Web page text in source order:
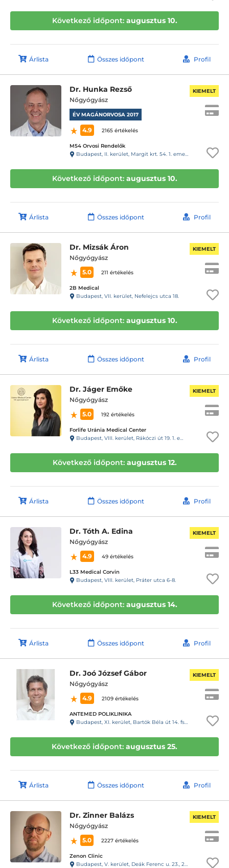
Következő időpont: augusztus 10.
Árlista Összes időpont Profil
Dr. Hunka Rezső
Nőgyógyász
ÉV MAGÁNORVOSA 2017
4.9 2165 értékelés
M54 Orvosi Rendelők
Budapest, II. kerület, Margit krt. 54. 1. emelet 1.
KIEMELT
Következő időpont: augusztus 10.
Árlista Összes időpont Profil
Dr. Mizsák Áron
Nőgyógyász
5.0
211 értékelés
2B Medical
Budapest, VII. kerület, Nefelejcs utca 18.
KIEMELT
Következő időpont: augusztus 10.
Árlista Összes időpont Profil
Dr. Jáger Emőke
Nőgyógyász
5.0
192 értékelés
Forlife Uránia Medical Center
Budapest, VIII. kerület, Rákóczi út 19. 1. emelet 9. 88-as kapucsengő
KIEMELT
Következő időpont: augusztus 12.
Árlista Összes időpont Profil
Dr. Tóth A. Edina
Nőgyógyász
4.9
49 értékelés
L33 Medical Corvin
Budapest, VIII. kerület, Práter utca 6-8.
KIEMELT
Következő időpont: augusztus 14.
Árlista Összes időpont Profil
Dr. Joó József Gábor
Nőgyógyász
4.9
2109 értékelés
ANTEMED POLIKLINIKA
Budapest, XI. kerület, Bartók Béla út 14. fszt. 6.
KIEMELT
Következő időpont: augusztus 25.
Árlista Összes időpont Profil
Dr. Zinner Balázs
Nőgyógyász
5.0
2227 értékelés
Zenon Clinic
Budapest, V. kerület, Deák Ferenc u. 23., 2. em.
KIEMELT